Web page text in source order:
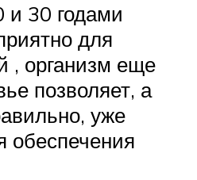
30 годами
для
, организм еще
позволяет, а
уже
обеспечения